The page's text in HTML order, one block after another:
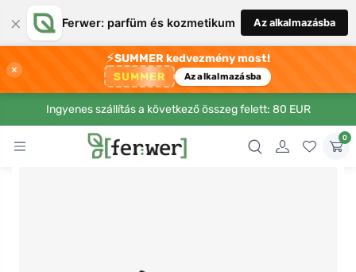
× Ferwer: parfüm és kozmetikum Az alkalmazásba
×
⚡SUMMER kedvezmény most!
SUMMER Az alkalmazásba
Ingyenes szállítás a következő összeg felett: 80 EUR
0